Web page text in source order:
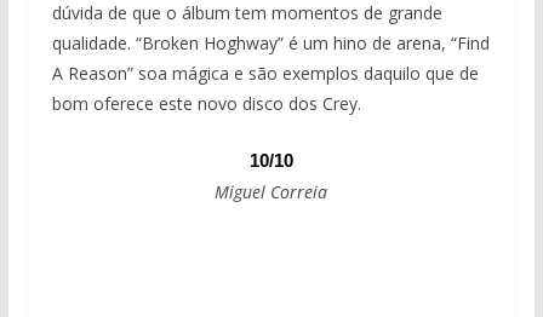
dúvida de que o álbum tem momentos de grande
qualidade. “Broken Hoghway” é um hino de arena, “Find
A Reason” soa mágica e são exemplos daquilo que de
bom oferece este novo disco dos Crey.
10/10
Miguel Correia